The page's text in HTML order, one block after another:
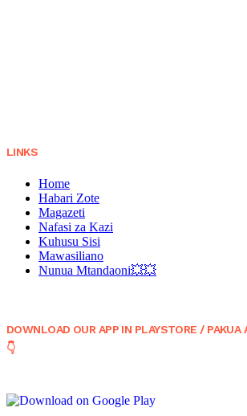
LINKS
Home
Habari Zote
Magazeti
Nafasi za Kazi
Kuhusu Sisi
Mawasiliano
Nunua Mtandaoni💥💥
DOWNLOAD OUR APP IN PLAYSTORE / PAKUA
👇